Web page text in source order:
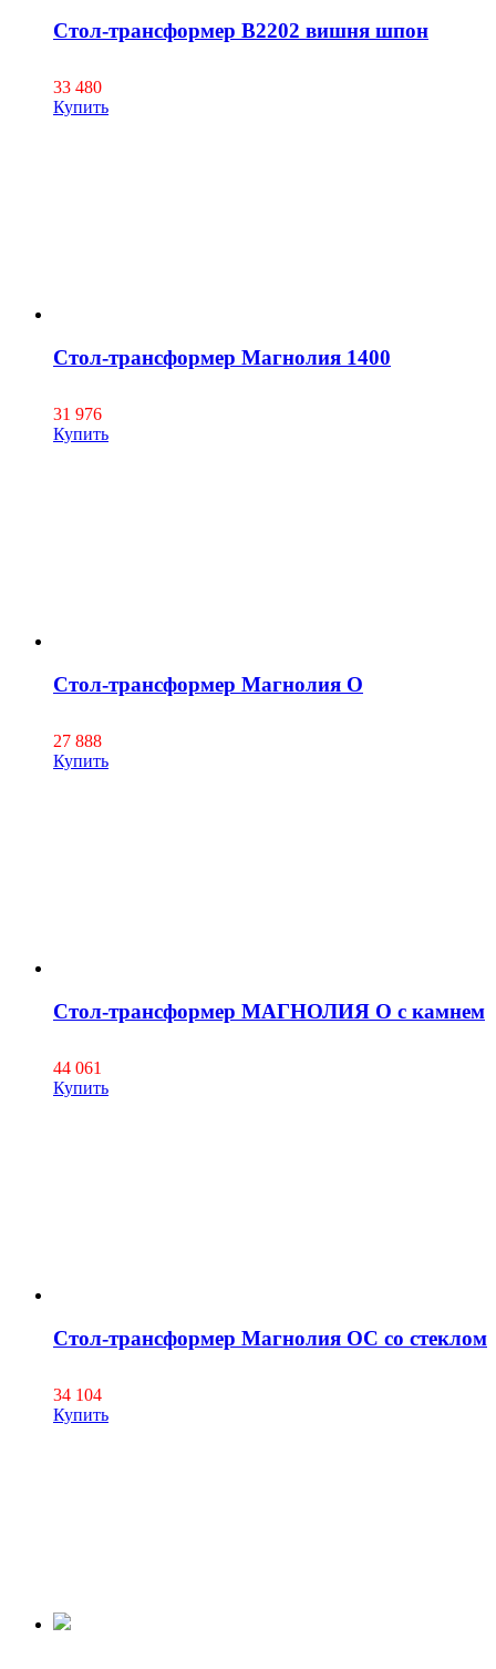
Стол-трансформер B2202 вишня шпон
33 480
Купить
Стол-трансформер Магнолия 1400
31 976
Купить
Стол-трансформер Магнолия О
27 888
Купить
Стол-трансформер МАГНОЛИЯ О с камнем
44 061
Купить
Стол-трансформер Магнолия ОС со стеклом
34 104
Купить